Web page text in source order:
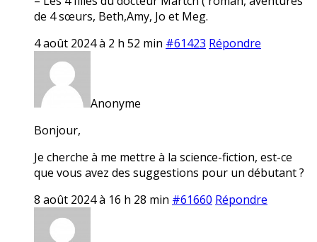
de 4 sœurs, Beth,Amy, Jo et Meg.
4 août 2024 à 2 h 52 min #61423 Répondre
Anonyme
Bonjour,
Je cherche à me mettre à la science-fiction, est-ce
que vous avez des suggestions pour un débutant ?
8 août 2024 à 16 h 28 min #61660 Répondre